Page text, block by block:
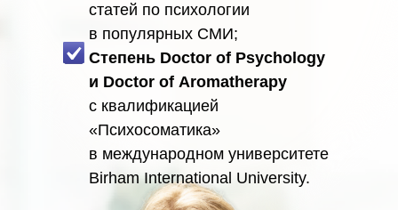
статей по психологии
в популярных СМИ;
Степень Doctor of Psychology
и Doctor of Aromatherapy
с квалификацией
«Психосоматика»
в международном университете
Birham International University.